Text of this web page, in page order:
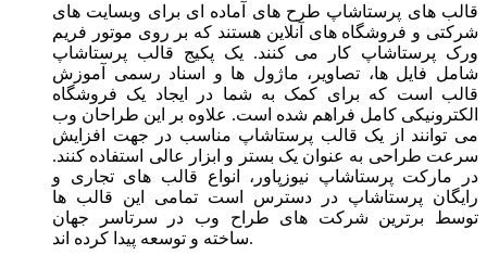
قالب های پرستاشاپ طرح های آماده ای برای وبسایت های
شرکتی و فروشگاه های آنلاین هستند که بر روی موتور فریم
ورک پرستاشاپ کار می کنند. یک پکیج قالب پرستاشاپ
شامل فایل ها، تصاویر، ماژول ها و اسناد رسمی آموزش
قالب است که برای کمک به شما در ایجاد یک فروشگاه
الکترونیکی کامل فراهم شده است. علاوه بر این طراحان وب
می توانند از یک قالب پرستاشاپ مناسب در جهت افزایش
سرعت طراحی به عنوان یک بستر و ابزار عالی استفاده کنند.
در مارکت پرستاشاپ نیوزپاور، انواع قالب های تجاری و
رایگان پرستاشاپ در دسترس است تمامی این قالب ها
توسط برترین شرکت های طراح وب در سرتاسر جهان
ساخته و توسعه پیدا کرده اند.